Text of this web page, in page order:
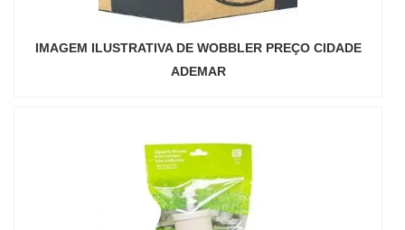
IMAGEM ILUSTRATIVA DE WOBBLER PREÇO CIDADE
ADEMAR